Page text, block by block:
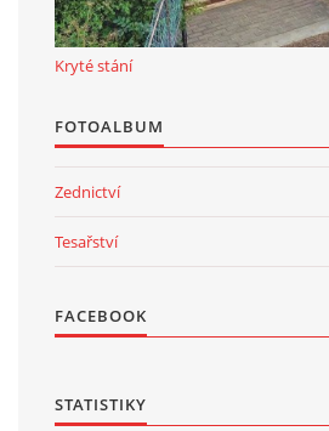
Kryté stání
FOTOALBUM
Zednictví
Tesařství
FACEBOOK
STATISTIKY